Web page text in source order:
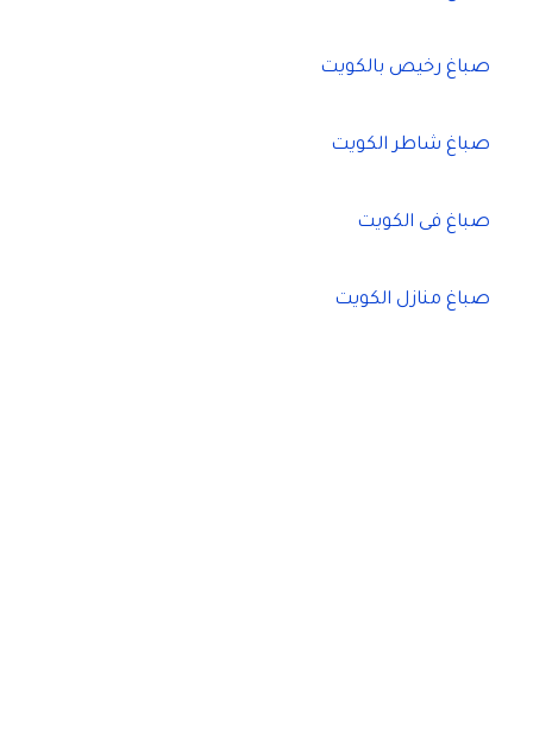
صباغ رخيص بالكويت
صباغ شاطر الكويت
صباغ فى الكويت
صباغ منازل الكويت